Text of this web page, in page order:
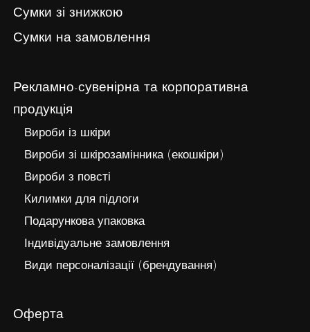
Сумки зі знижкою
Сумки на замовлення
Рекламно-сувенірна та корпоративна
продукція
Вироби із шкіри
Вироби зі шкірозамінника (екошкіри)
Вироби з повсті
Килимки для підлоги
Подарункова упаковка
Індивідуальне замовлення
Види персоналізації (брендування)
Оферта